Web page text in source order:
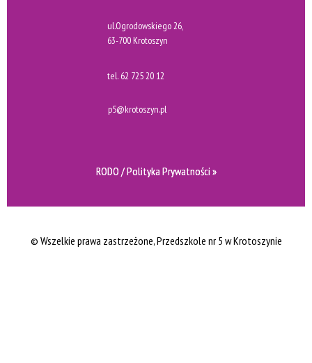
ul.Ogrodowskiego 26,
63-700 Krotoszyn
tel. 62 725 20 12
p5@krotoszyn.pl
RODO / Polityka Prywatności »
© Wszelkie prawa zastrzeżone, Przedszkole nr 5 w Krotoszynie